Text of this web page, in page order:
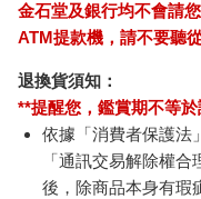
金石堂及銀行均不會請
ATM提款機，請不要聽
退換貨須知：
**提醒您，鑑賞期不等
依據「消費者保護法
「通訊交易解除權
後，除商品本身有瑕